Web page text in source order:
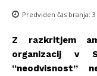
Predviden čas branja: 3
Z razkritjem
organizacij v
“neodvisnost”